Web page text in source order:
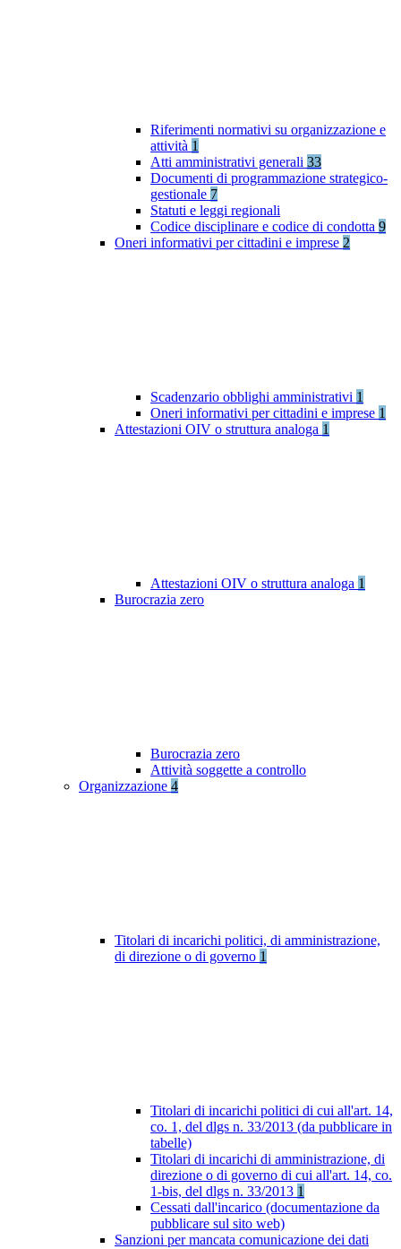
Riferimenti normativi su organizzazione e
attività 1
Atti amministrativi generali 33
Documenti di programmazione strategico-
gestionale 7
Statuti e leggi regionali
Codice disciplinare e codice di condotta 9
Oneri informativi per cittadini e imprese 2
Scadenzario obblighi amministrativi 1
Oneri informativi per cittadini e imprese 1
Attestazioni OIV o struttura analoga 1
Attestazioni OIV o struttura analoga 1
Burocrazia zero
Burocrazia zero
Attività soggette a controllo
Organizzazione 4
Titolari di incarichi politici, di amministrazione,
di direzione o di governo 1
Titolari di incarichi politici di cui all'art. 14,
co. 1, del dlgs n. 33/2013 (da pubblicare in
tabelle)
Titolari di incarichi di amministrazione, di
direzione o di governo di cui all'art. 14, co.
1-bis, del dlgs n. 33/2013 1
Cessati dall'incarico (documentazione da
pubblicare sul sito web)
Sanzioni per mancata comunicazione dei dati